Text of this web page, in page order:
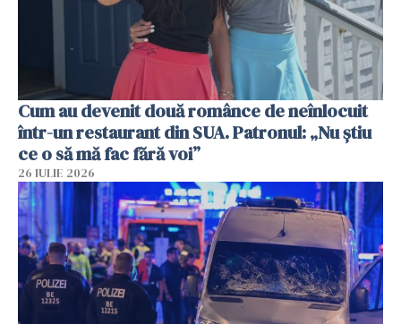
Cum au devenit două românce de neînlocuit
într-un restaurant din SUA. Patronul: „Nu știu
ce o să mă fac fără voi”
26 IULIE 2026